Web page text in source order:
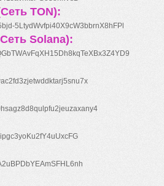
TON):
5LtydWvfpi40X9cW3bbrnX8hFPl
Solana):